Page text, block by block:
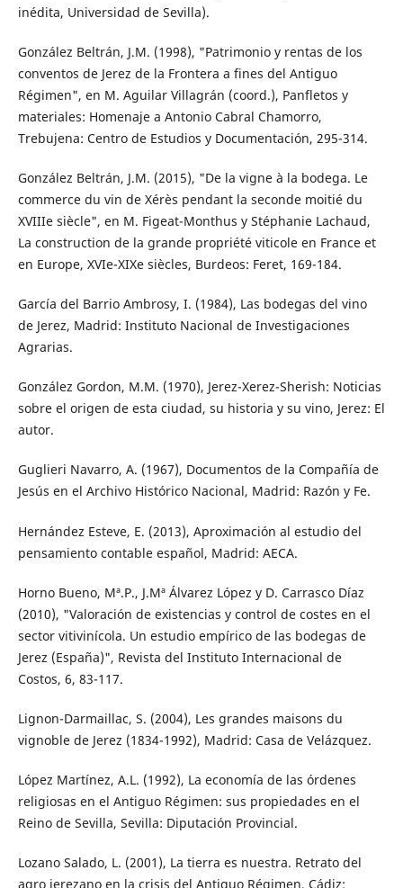
inédita, Universidad de Sevilla).
González Beltrán, J.M. (1998), "Patrimonio y rentas de los
conventos de Jerez de la Frontera a fines del Antiguo
Régimen", en M. Aguilar Villagrán (coord.), Panfletos y
materiales: Homenaje a Antonio Cabral Chamorro,
Trebujena: Centro de Estudios y Documentación, 295-314.
González Beltrán, J.M. (2015), "De la vigne à la bodega. Le
commerce du vin de Xérès pendant la seconde moitié du
XVIIIe siècle", en M. Figeat-Monthus y Stéphanie Lachaud,
La construction de la grande propriété viticole en France et
en Europe, XVIe-XIXe siècles, Burdeos: Feret, 169-184.
García del Barrio Ambrosy, I. (1984), Las bodegas del vino
de Jerez, Madrid: Instituto Nacional de Investigaciones
Agrarias.
González Gordon, M.M. (1970), Jerez-Xerez-Sherish: Noticias
sobre el origen de esta ciudad, su historia y su vino, Jerez: El
autor.
Guglieri Navarro, A. (1967), Documentos de la Compañía de
Jesús en el Archivo Histórico Nacional, Madrid: Razón y Fe.
Hernández Esteve, E. (2013), Aproximación al estudio del
pensamiento contable español, Madrid: AECA.
Horno Bueno, Mª.P., J.Mª Álvarez López y D. Carrasco Díaz
(2010), "Valoración de existencias y control de costes en el
sector vitivinícola. Un estudio empírico de las bodegas de
Jerez (España)", Revista del Instituto Internacional de
Costos, 6, 83-117.
Lignon-Darmaillac, S. (2004), Les grandes maisons du
vignoble de Jerez (1834-1992), Madrid: Casa de Velázquez.
López Martínez, A.L. (1992), La economía de las órdenes
religiosas en el Antiguo Régimen: sus propiedades en el
Reino de Sevilla, Sevilla: Diputación Provincial.
Lozano Salado, L. (2001), La tierra es nuestra. Retrato del
agro jerezano en la crisis del Antiguo Régimen, Cádiz: